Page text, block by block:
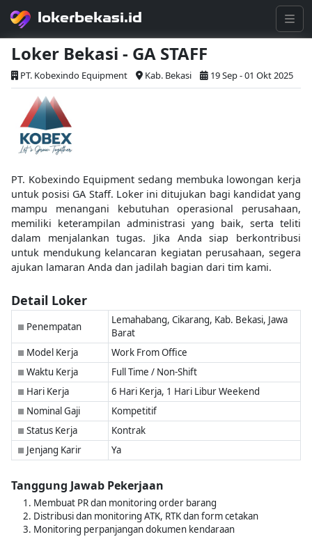
lokerbekasi.id
Loker Bekasi - GA STAFF
PT. Kobexindo Equipment Kab. Bekasi 19 Sep - 01 Okt 2025
PT. Kobexindo Equipment sedang membuka lowongan kerja
untuk posisi GA Staff. Loker ini ditujukan bagi kandidat yang
mampu menangani kebutuhan operasional perusahaan,
memiliki keterampilan administrasi yang baik, serta teliti
dalam menjalankan tugas. Jika Anda siap berkontribusi
untuk mendukung kelancaran kegiatan perusahaan, segera
ajukan lamaran Anda dan jadilah bagian dari tim kami.
Detail Loker
■ Penempatan
Lemahabang, Cikarang, Kab. Bekasi, Jawa
Barat
■ Model Kerja Work From Office
■ Waktu Kerja Full Time / Non-Shift
■ Hari Kerja 6 Hari Kerja, 1 Hari Libur Weekend
■ Nominal Gaji Kompetitif
■ Status Kerja Kontrak
■ Jenjang Karir Ya
Tanggung Jawab Pekerjaan
Membuat PR dan monitoring order barang
Distribusi dan monitoring ATK, RTK dan form cetakan
Monitoring perpanjangan dokumen kendaraan